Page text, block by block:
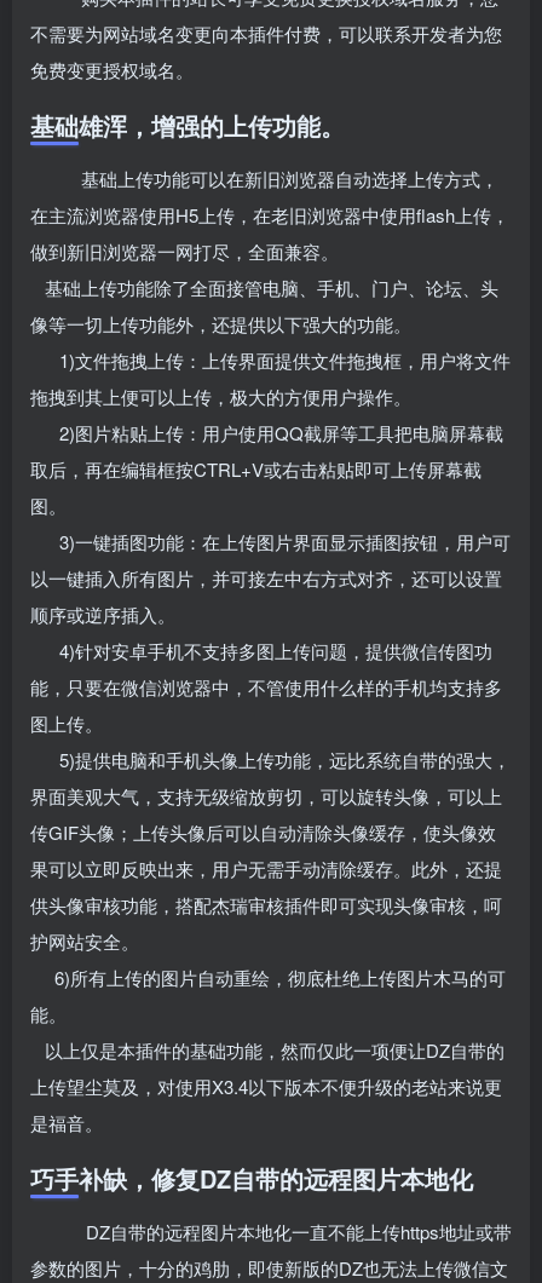
不需要为网站域名变更向本插件付费，可以联系开发者为您
免费变更授权域名。
基础雄浑，增强的上传功能。
基础上传功能可以在新旧浏览器自动选择上传方式，
在主流浏览器使用H5上传，在老旧浏览器中使用flash上传，
做到新旧浏览器一网打尽，全面兼容。
基础上传功能除了全面接管电脑、手机、门户、论坛、头
像等一切上传功能外，还提供以下强大的功能。
1)文件拖拽上传：上传界面提供文件拖拽框，用户将文件
拖拽到其上便可以上传，极大的方便用户操作。
2)图片粘贴上传：用户使用QQ截屏等工具把电脑屏幕截
取后，再在编辑框按CTRL+V或右击粘贴即可上传屏幕截
图。
3)一键插图功能：在上传图片界面显示插图按钮，用户可
以一键插入所有图片，并可接左中右方式对齐，还可以设置
顺序或逆序插入。
4)针对安卓手机不支持多图上传问题，提供微信传图功
能，只要在微信浏览器中，不管使用什么样的手机均支持多
图上传。
5)提供电脑和手机头像上传功能，远比系统自带的强大，
界面美观大气，支持无级缩放剪切，可以旋转头像，可以上
传GIF头像；上传头像后可以自动清除头像缓存，使头像效
果可以立即反映出来，用户无需手动清除缓存。此外，还提
供头像审核功能，搭配杰瑞审核插件即可实现头像审核，呵
护网站安全。
6)所有上传的图片自动重绘，彻底杜绝上传图片木马的可
能。
以上仅是本插件的基础功能，然而仅此一项便让DZ自带的
上传望尘莫及，对使用X3.4以下版本不便升级的老站来说更
是福音。
巧手补缺，修复DZ自带的远程图片本地化
DZ自带的远程图片本地化一直不能上传https地址或带
参数的图片，十分的鸡肋，即使新版的DZ也无法上传微信文